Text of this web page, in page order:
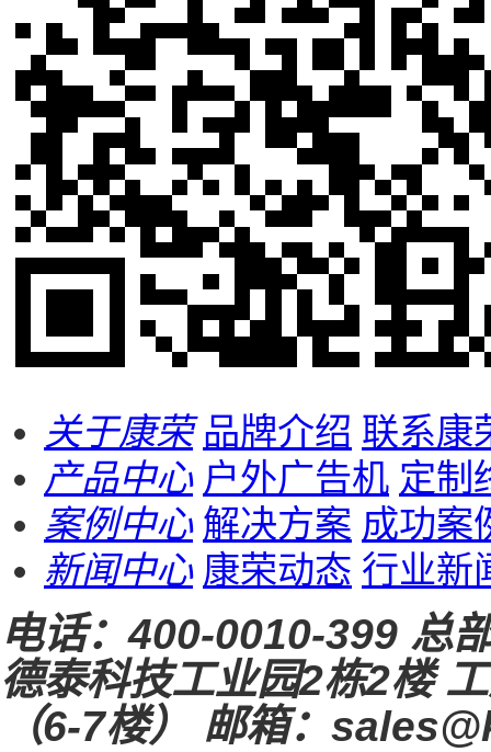
关于康荣 品牌介绍 联系康
产品中心 户外广告机 定制
案例中心 解决方案 成功案
新闻中心 康荣动态 行业新
电话：400-0010-399 总
德泰科技工业园2栋2楼
（6-7楼）
邮箱：